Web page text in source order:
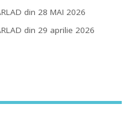
din 28 MAI 2026
din 29 aprilie 2026